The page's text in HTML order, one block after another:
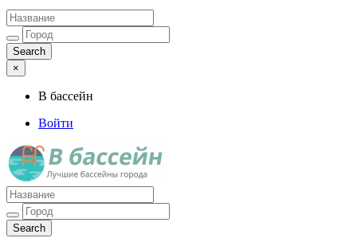
×
В бассейн
Войти
Лучшие бассейны города